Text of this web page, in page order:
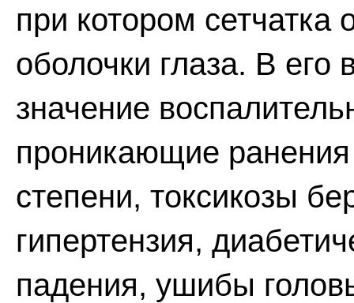
при котором сетчатка
оболочки глаза. В его
значение
проникающие ранения
степени, токсикозы
гипертензия,
падения, ушибы